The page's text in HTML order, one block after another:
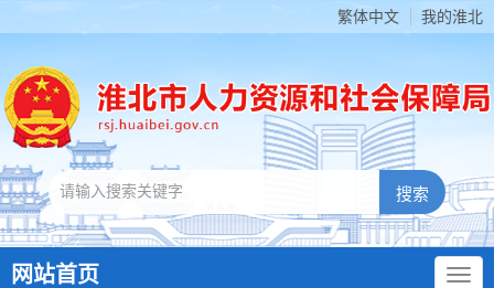
繁体中文 我的淮北
网站首页